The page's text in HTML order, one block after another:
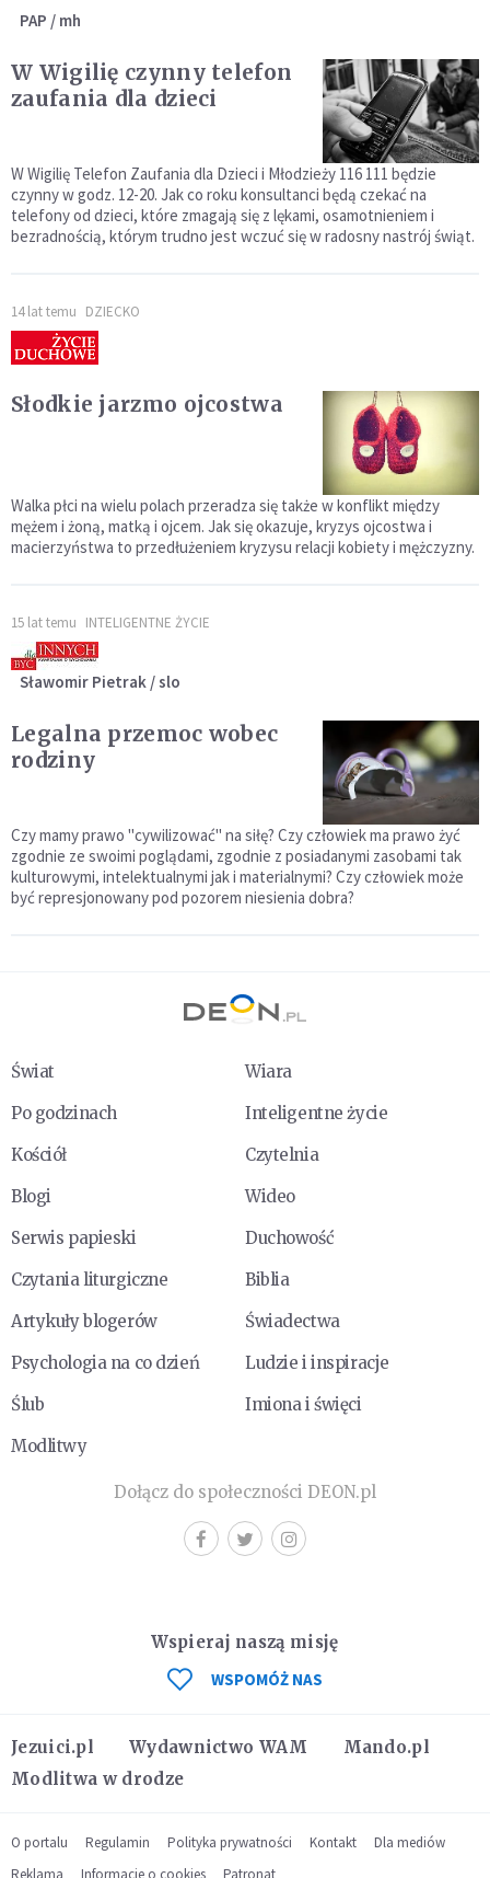
PAP / mh
W Wigilię czynny telefon
zaufania dla dzieci
W Wigilię Telefon Zaufania dla Dzieci i Młodzieży 116 111 będzie
czynny w godz. 12-20. Jak co roku konsultanci będą czekać na
telefony od dzieci, które zmagają się z lękami, osamotnieniem i
bezradnością, którym trudno jest wczuć się w radosny nastrój świąt.
14 lat temu DZIECKO
Słodkie jarzmo ojcostwa
Walka płci na wielu polach przeradza się także w konflikt między
mężem i żoną, matką i ojcem. Jak się okazuje, kryzys ojcostwa i
macierzyństwa to przedłużeniem kryzysu relacji kobiety i mężczyzny.
15 lat temu INTELIGENTNE ŻYCIE
Sławomir Pietrak / slo
Legalna przemoc wobec
rodziny
Czy mamy prawo "cywilizować" na siłę? Czy człowiek ma prawo żyć
zgodnie ze swoimi poglądami, zgodnie z posiadanymi zasobami tak
kulturowymi, intelektualnymi jak i materialnymi? Czy człowiek może
być represjonowany pod pozorem niesienia dobra?
Świat
Wiara
Po godzinach
Inteligentne życie
Kościół
Czytelnia
Blogi
Wideo
Serwis papieski
Duchowość
Czytania liturgiczne
Biblia
Artykuły blogerów
Świadectwa
Psychologia na co dzień
Ludzie i inspiracje
Ślub
Imiona i święci
Modlitwy
Dołącz do społeczności DEON.pl
Jezuici.pl Wydawnictwo WAM
Mando.pl
Modlitwa w drodze
Wspieraj naszą misję
WSPOMÓŻ NAS
O portalu Regulamin Polityka prywatności Kontakt
Dla mediów
Reklama
Informacje o cookies Patronat